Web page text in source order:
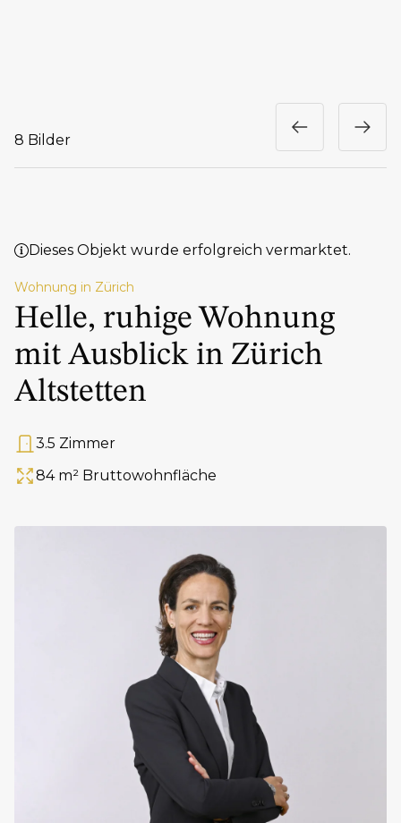
8 Bilder
Dieses Objekt wurde erfolgreich vermarktet.
Wohnung in Zürich
Helle, ruhige Wohnung
mit Ausblick in Zürich
Altstetten
Anzahl Zimmer
3.5 Zimmer
Fläche
84 m² Bruttowohnfläche